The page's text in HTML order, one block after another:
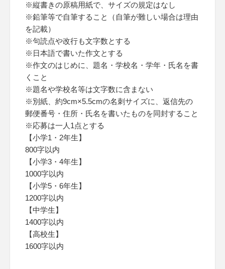
※縦書きの原稿用紙で、サイズの規定はなし
※鉛筆等で自筆すること（自筆が難しい場合は理由
を記載）
※句読点や改行も文字数とする
※日本語で書いた作文とする
※作文のはじめに、題名・学校名・学年・氏名を書
くこと
※題名や学校名等は文字数に含まない
※別紙、約9cm×5.5cmの名刺サイズに、返信先の
郵便番号・住所・氏名を書いたものを同封すること
※応募は一人1点とする
【小学1・2年生】
800字以内
【小学3・4年生】
1000字以内
【小学5・6年生】
1200字以内
【中学生】
1400字以内
【高校生】
1600字以内